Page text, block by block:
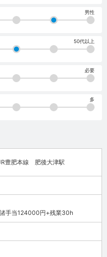
男性
50代以上
必要
多
豊肥本線 肥後大津駅
手当124000円+残業30h